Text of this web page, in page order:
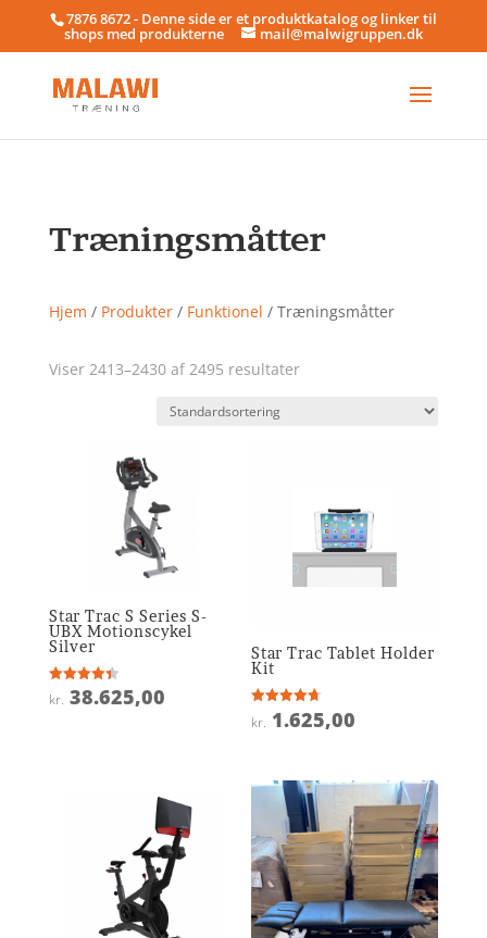
7876 8672 - Denne side er et produktkatalog og linker til
shops med produkterne mail@malwigruppen.dk
Træningsmåtter
Hjem / Produkter/ Funktionel / Træningsmåtter
Viser 2413–2430 af 2495 resultater
Star Trac S Series S-
UBX Motionscykel
Silver
Vurderet
4.4
kr. 38.625,00
Star Trac Tablet Holder
Kit
Vurderet
4.7
kr. 1.625,00